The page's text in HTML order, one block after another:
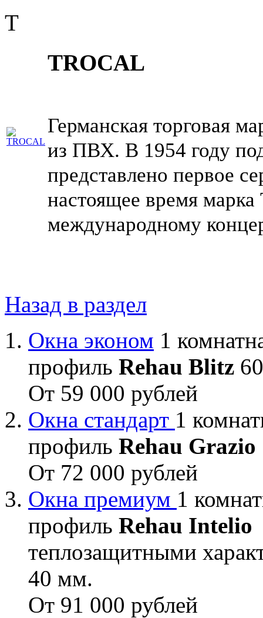
T
TROCAL
Германская торговая
из ПВХ. В 1954 году
представлено первое
настоящее время
международному
Назад в раздел
Окна эконом 1
профиль Rehau Blitz
От 59 000 рублей
Окна стандарт 1
профиль Rehau Grazio
От 72 000 рублей
Окна премиум 1
профиль Rehau Intelio
теплозащитными
40 мм.
От 91 000 рублей